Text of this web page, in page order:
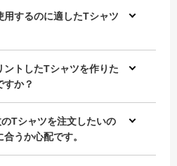
用するのに適したTシャツ
ントしたTシャツを作りた
すか？
Tシャツを注文したいの
うか心配です。